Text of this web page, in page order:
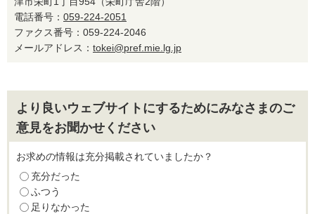
電話番号： 059-224-2051
ファクス番号：059-224-2046
メールアドレス： tokei@pref.mie.lg.jp
より良いウェブサイトにするためにみなさまのご
意見をお聞かせください
お求めの情報は充分掲載されていましたか？
充分だった
ふつう
足りなかった